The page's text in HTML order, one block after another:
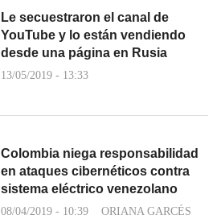
Le secuestraron el canal de
YouTube y lo están vendiendo
desde una página en Rusia
13/05/2019 - 13:33
Colombia niega responsabilidad
en ataques cibernéticos contra
sistema eléctrico venezolano
08/04/2019 - 10:39 ORIANA GARCÉS